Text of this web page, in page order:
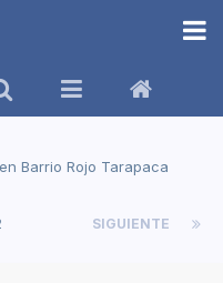
en Barrio Rojo Tarapaca
SIGUIENTE